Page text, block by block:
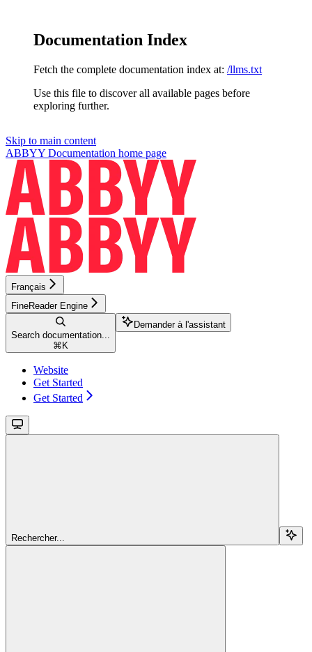
Documentation Index
Fetch the complete documentation index at: /llms.txt
Use this file to discover all available pages before
exploring further.
Skip to main content
ABBYY Documentation home page
Français
FineReader Engine
Search documentation...
⌘ K
Demander à l'assistant
Website
Get Started
Get Started
Rechercher...